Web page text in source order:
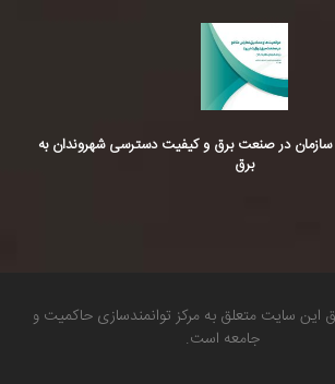
در صنعت برق و کیفیت دسترسی شهروندان به
برق
سایت متعلق به مرکز توانمندسازی حاکمیت و
جامعه است.